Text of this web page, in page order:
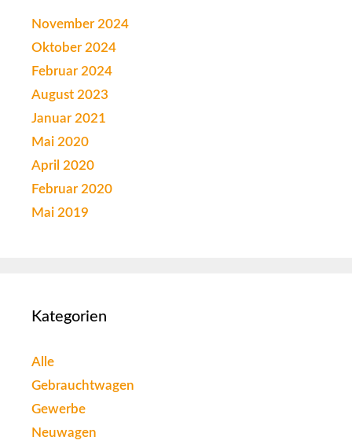
November 2024
Oktober 2024
Februar 2024
August 2023
Januar 2021
Mai 2020
April 2020
Februar 2020
Mai 2019
Kategorien
Alle
Gebrauchtwagen
Gewerbe
Neuwagen